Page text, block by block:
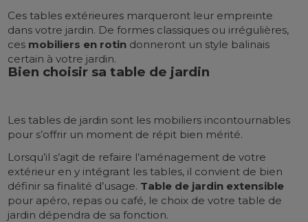
Ces tables extérieures marqueront leur empreinte
dans votre jardin. De formes classiques ou irrégulières,
ces mobiliers en rotin donneront un style balinais
certain à votre jardin.
Bien choisir sa table de jardin
Les tables de jardin sont les mobiliers incontournables
pour s’offrir un moment de répit bien mérité.
Lorsqu’il s’agit de refaire l’aménagement de votre
extérieur en y intégrant les tables, il convient de bien
définir sa finalité d’usage. Table de jardin extensible
pour apéro, repas ou café, le choix de votre table de
jardin dépendra de sa fonction.